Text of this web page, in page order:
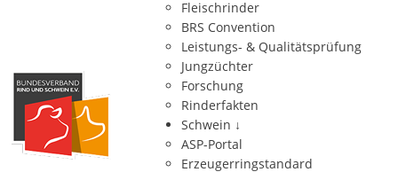
Fleischrinder
BRS Convention
Leistungs- & Qualitätsprüfung
Jungzüchter
Forschung
Rinderfakten
Schwein ↓
ASP-Portal
Erzeugerringstandard